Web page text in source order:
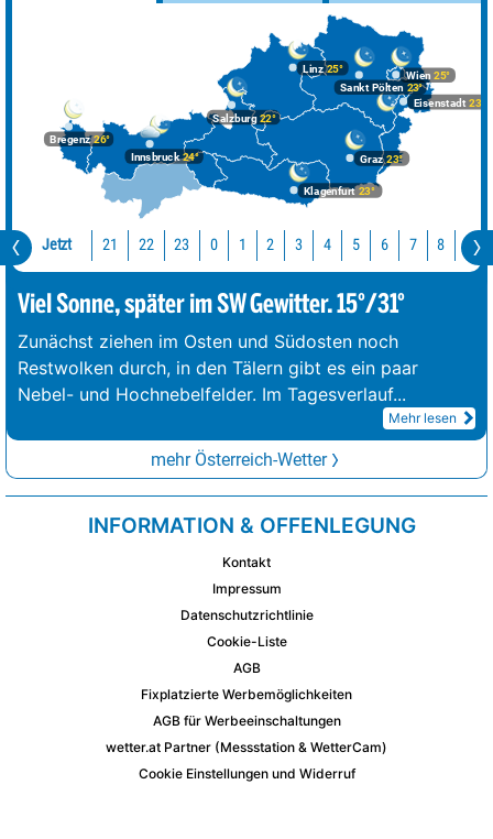
Bregenz26°
Graz23°
Innsbruck24°
Klagenfurt 23°
Linz25°
Salzburg22°
Wien 25°
Eisenstadt 23°
Sankt Pölten 23°
Jetzt 21 22 23 0 1 2 3 4 5 6 7 8
Viel Sonne, später im SW Gewitter. 15°/31°
Zunächst ziehen im Osten und Südosten noch
Restwolken durch, in den Tälern gibt es ein paar
Nebel- und Hochnebelfelder. Im Tagesverlauf...
Mehr lesen
mehr Österreich-Wetter
INFORMATION & OFFENLEGUNG
Kontakt
Impressum
Datenschutzrichtlinie
Cookie-Liste
AGB
Fixplatzierte Werbemöglichkeiten
AGB für Werbeeinschaltungen
wetter.at Partner (Messstation & WetterCam)
Cookie Einstellungen und Widerruf